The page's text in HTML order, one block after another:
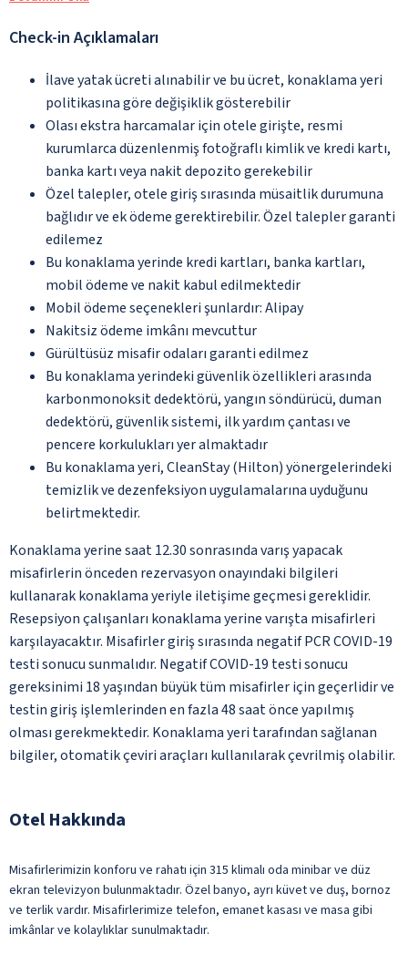
Check-in Açıklamaları
İlave yatak ücreti alınabilir ve bu ücret, konaklama yeri
politikasına göre değişiklik gösterebilir
Olası ekstra harcamalar için otele girişte, resmi
kurumlarca düzenlenmiş fotoğraflı kimlik ve kredi kartı,
banka kartı veya nakit depozito gerekebilir
Özel talepler, otele giriş sırasında müsaitlik durumuna
bağlıdır ve ek ödeme gerektirebilir. Özel talepler garanti
edilemez
Bu konaklama yerinde kredi kartları, banka kartları,
mobil ödeme ve nakit kabul edilmektedir
Mobil ödeme seçenekleri şunlardır: Alipay
Nakitsiz ödeme imkânı mevcuttur
Gürültüsüz misafir odaları garanti edilmez
Bu konaklama yerindeki güvenlik özellikleri arasında
karbonmonoksit dedektörü, yangın söndürücü, duman
dedektörü, güvenlik sistemi, ilk yardım çantası ve
pencere korkulukları yer almaktadır
Bu konaklama yeri, CleanStay (Hilton) yönergelerindeki
temizlik ve dezenfeksiyon uygulamalarına uyduğunu
belirtmektedir.
Konaklama yerine saat 12.30 sonrasında varış yapacak
misafirlerin önceden rezervasyon onayındaki bilgileri
kullanarak konaklama yeriyle iletişime geçmesi gereklidir.
Resepsiyon çalışanları konaklama yerine varışta misafirleri
karşılayacaktır. Misafirler giriş sırasında negatif PCR COVID-19
testi sonucu sunmalıdır. Negatif COVID-19 testi sonucu
gereksinimi 18 yaşından büyük tüm misafirler için geçerlidir ve
testin giriş işlemlerinden en fazla 48 saat önce yapılmış
olması gerekmektedir. Konaklama yeri tarafından sağlanan
bilgiler, otomatik çeviri araçları kullanılarak çevrilmiş olabilir.
Otel Hakkında
Misafirlerimizin konforu ve rahatı için 315 klimalı oda minibar ve düz
ekran televizyon bulunmaktadır. Özel banyo, ayrı küvet ve duş, bornoz
ve terlik vardır. Misafirlerimize telefon, emanet kasası ve masa gibi
imkânlar ve kolaylıklar sunulmaktadır.